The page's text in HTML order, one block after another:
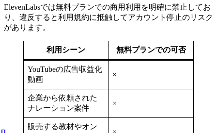
ElevenLabsでは無料プランでの商用利用を明確に禁止してお
り、違反すると利用規約に抵触してアカウント停止のリスク
があります。
利用シーン 無料プランでの可否
YouTubeの広告収益化
動画
×
企業から依頼された
ナレーション案件
×
販売する教材やオン